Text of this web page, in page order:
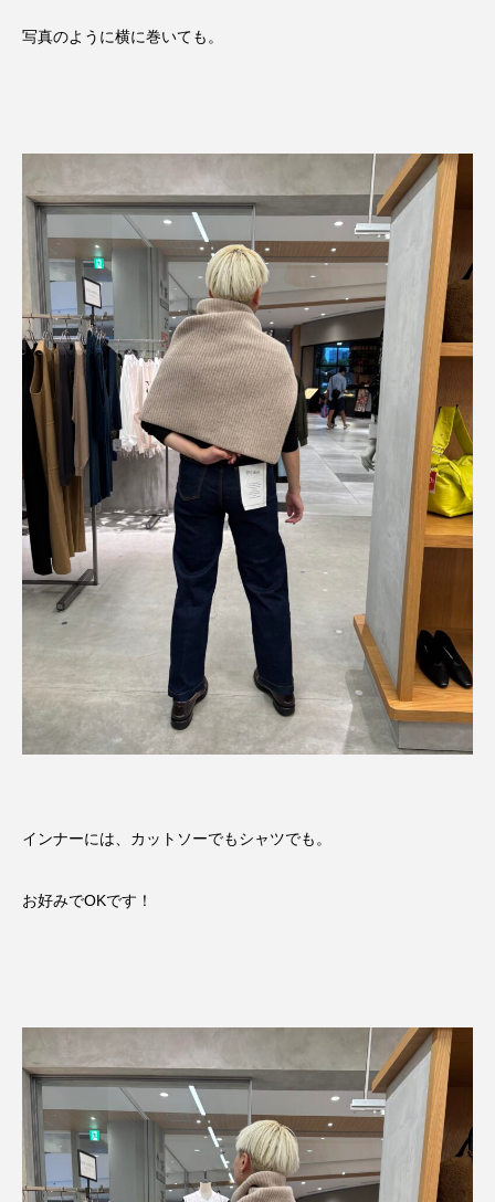
写真のように横に巻いても。
インナーには、カットソーでもシャツでも。
お好みでOKです！